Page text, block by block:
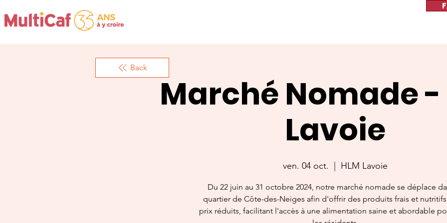
Marché Nomade -
Lavoie
ven. 04 oct. HLM Lavoie
Du 22 juin au 31 octobre 2024, notre marché nomade se déplace
quartier de Côte-des-Neiges afin d'offrir des produits frais et
prix réduits, facilitant l'accès à une alimentation saine et abordable
Back